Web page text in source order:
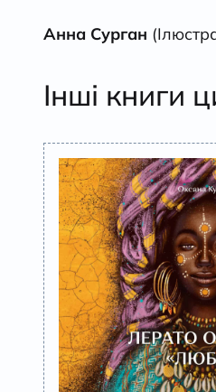
Анна Сурган
Інші книги